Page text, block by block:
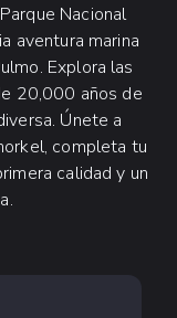
Nacional
aventura marina
Explora las
20,000 años de
Únete a
completa tu
calidad y un